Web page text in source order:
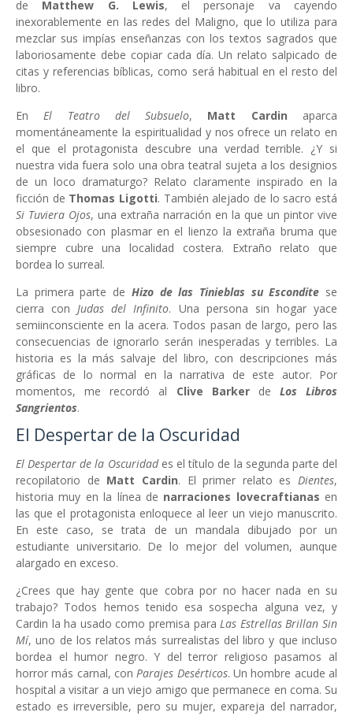
de Matthew G. Lewis, el personaje va cayendo
inexorablemente en las redes del Maligno, que lo utiliza para
mezclar sus impías enseñanzas con los textos sagrados que
laboriosamente debe copiar cada día. Un relato salpicado de
citas y referencias bíblicas, como será habitual en el resto del
libro.
En El Teatro del Subsuelo, Matt Cardin aparca
momentáneamente la espiritualidad y nos ofrece un relato en
el que el protagonista descubre una verdad terrible. ¿Y si
nuestra vida fuera solo una obra teatral sujeta a los designios
de un loco dramaturgo? Relato claramente inspirado en la
ficción de Thomas Ligotti. También alejado de lo sacro está
Si Tuviera Ojos, una extraña narración en la que un pintor vive
obsesionado con plasmar en el lienzo la extraña bruma que
siempre cubre una localidad costera. Extraño relato que
bordea lo surreal.
La primera parte de Hizo de las Tinieblas su Escondite se
cierra con Judas del Infinito. Una persona sin hogar yace
semiinconsciente en la acera. Todos pasan de largo, pero las
consecuencias de ignorarlo serán inesperadas y terribles. La
historia es la más salvaje del libro, con descripciones más
gráficas de lo normal en la narrativa de este autor. Por
momentos, me recordó al Clive Barker de Los Libros
Sangrientos.
El Despertar de la Oscuridad
El Despertar de la Oscuridades el título de la segunda parte del
recopilatorio de Matt Cardin. El primer relato es Dientes,
historia muy en la línea de narraciones lovecraftianas en
las que el protagonista enloquece al leer un viejo manuscrito.
En este caso, se trata de un mandala dibujado por un
estudiante universitario. De lo mejor del volumen, aunque
alargado en exceso.
¿Crees que hay gente que cobra por no hacer nada en su
trabajo? Todos hemos tenido esa sospecha alguna vez, y
Cardin la ha usado como premisa para Las Estrellas Brillan Sin
Mí, uno de los relatos más surrealistas del libro y que incluso
bordea el humor negro. Y del terror religioso pasamos al
horror más carnal, con Parajes Desérticos. Un hombre acude al
hospital a visitar a un viejo amigo que permanece en coma. Su
estado es irreversible, pero su mujer, expareja del narrador,